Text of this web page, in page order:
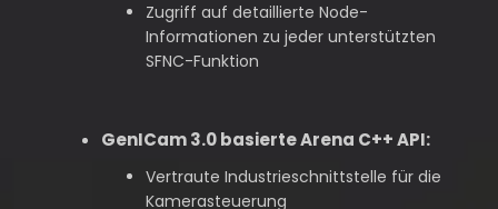
Zugriff auf detaillierte Node-
Informationen zu jeder unterstützten
SFNC-Funktion
GenICam 3.0 basierte Arena C++ API:
Vertraute Industrieschnittstelle für die
Kamerasteuerung